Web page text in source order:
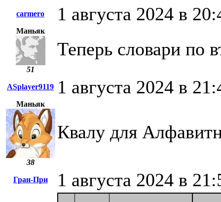
carmero 1 августа 2024 в
Маньяк
51
Теперь словари по
ASplayer9119 1 августа 2024 в
Маньяк
38
Квалу для
Гран-При 1 августа 2024 в